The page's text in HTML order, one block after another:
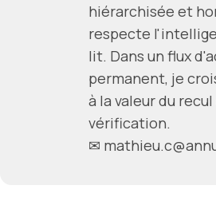
hiérarchisée et
respecte
lit. Dans un flux
permanent, je
à la valeur du
vérification.
✉